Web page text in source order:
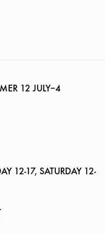
12 JULY–4
12-17, SATURDAY 12-